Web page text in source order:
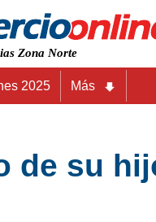
Zona Norte
2025 Más
de su